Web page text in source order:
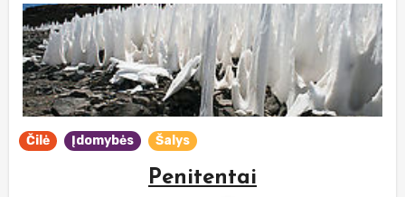
Čilė Įdomybės Šalys
Penitentai